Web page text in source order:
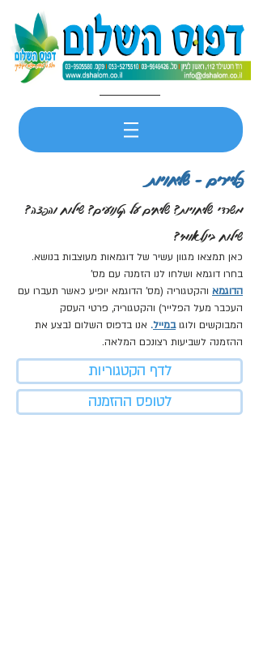
פליירים - שליחויות
משרדי שליחויות? שליחים על קטנועים? שילוח והפצה?
שילוח בינלאומי?
כאן תמצאו מגוון עשיר של דוגמאות מעוצבות בנושא.
בחרו דוגמא ושלחו לנו הזמנה עם מס'
הדוגמא והקטגוריה (מס' הדוגמא יופיע כאשר תעברו עם
העכבר מעל הפלייר) והקטגוריה, פרטי העסק
המבוקשים ולוגובמייל. אנו בדפוס השלום נבצע את
ההזמנה לשביעות רצונכם המלאה.
לדף הקטגוריות
לטופס ההזמנה